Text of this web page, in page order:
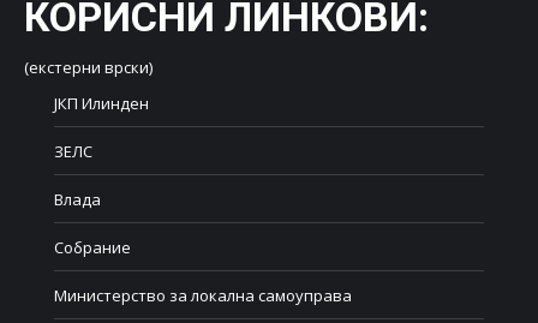
КОРИСНИ ЛИНКОВИ:
(екстерни врски)
ЈКП Илинден
ЗЕЛС
Влада
Собрание
Министерство за локална самоуправа